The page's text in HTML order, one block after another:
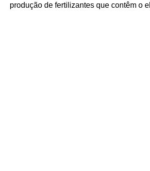
produção de fertilizantes que contêm o